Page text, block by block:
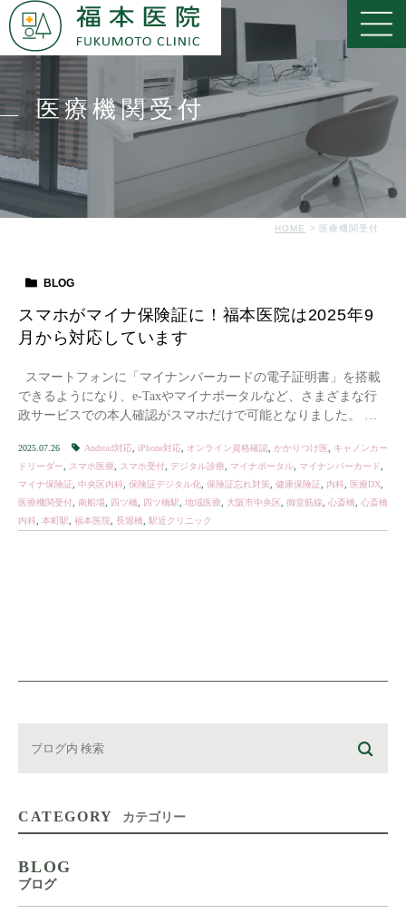
医療機関受付
HOME 医療機関受付
BLOG
スマホがマイナ保険証に！福本医院は2025年9
月から対応しています
スマートフォンに「マイナンバーカードの電子証明書」を搭載
できるようになり、e-Taxやマイナポータルなど、さまざまな行
政サービスでの本人確認がスマホだけで可能となりました。 そ
2025.07.26 Android対応 iPhone対応 オンライン資格確認 かかりつけ医
キャノンカー
ドリーダー
スマホ医療 スマホ受付 デジタル診療 マイナポータル マイナンバーカード
マイナ保険証
中央区内科 保険証デジタル化 保険証忘れ対策 健康保険証 内科 医療DX
医療機関受付 南船場 四ツ橋 四ツ橋駅 地域医療 大阪市中央区 御堂筋線 心斎橋 心斎橋
内科 本町駅 福本医院 長堀橋 駅近クリニック
CATEGORY カテゴリー
BLOG
ブログ